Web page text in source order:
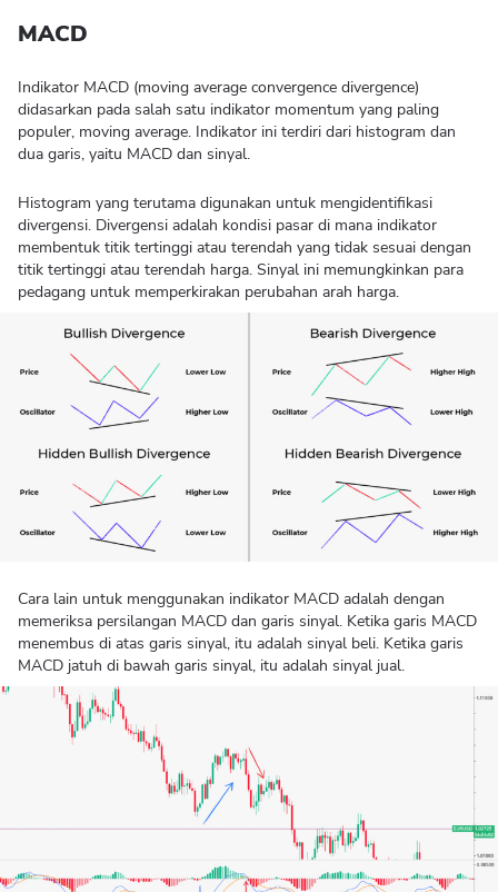
MACD
Indikator MACD (moving average convergence divergence)
didasarkan pada salah satu indikator momentum yang paling
populer, moving average. Indikator ini terdiri dari histogram dan
dua garis, yaitu MACD dan sinyal.
Histogram yang terutama digunakan untuk mengidentifikasi
divergensi. Divergensi adalah kondisi pasar di mana indikator
membentuk titik tertinggi atau terendah yang tidak sesuai dengan
titik tertinggi atau terendah harga. Sinyal ini memungkinkan para
pedagang untuk memperkirakan perubahan arah harga.
Cara lain untuk menggunakan indikator MACD adalah dengan
memeriksa persilangan MACD dan garis sinyal. Ketika garis MACD
menembus di atas garis sinyal, itu adalah sinyal beli. Ketika garis
MACD jatuh di bawah garis sinyal, itu adalah sinyal jual.